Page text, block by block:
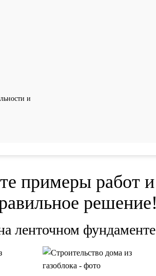
и
примеры работ и
решение!
ленточном фундаменте